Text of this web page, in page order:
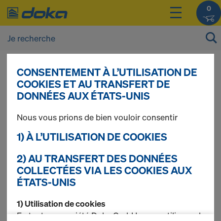
0
Vous pouvez afficher les prix de vos produits
après vous être connecté(e)ouinscrit(e)
Panneaux de
remplacement Xlife
10 produits trouvés
CONSENTEMENT À L’UTILISATION DE
COOKIES ET AU TRANSFERT DE
DONNÉES AUX ÉTATS-UNIS
Nous vous prions de bien vouloir consentir
1) À L’UTILISATION DE COOKIES
2) AU TRANSFERT DES DONNÉES
COLLECTÉES VIA LES COOKIES AUX
ÉTATS-UNIS
1) Utilisation de cookies
En tant que société Doka GmbH, nous utilisons des